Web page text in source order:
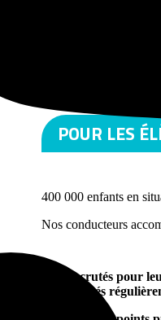
POUR LES
400 000 enfants en
Nos conducteurs
recrutés pour
formés